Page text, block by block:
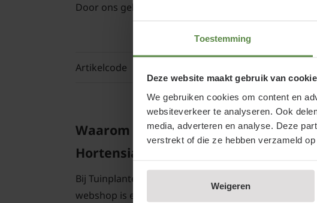
Toestemming
Deze website maakt gebruik van
We gebruiken cookies om content en
websiteverkeer te analyseren. Ook
media, adverteren en analyse. Deze
verstrekt of die ze hebben verzameld
Weigeren
Door ons geleverde hoogte
Artikelcode
Waarom Hydrangea arborescens
Hortensia roze annebelle kopen bij
Bij Tuinplantenwinkel.nl koopt u een Hortensia roze
webshop is er ook een groot planten- en